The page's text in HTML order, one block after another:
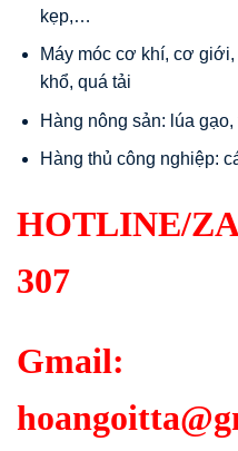
kẹp,…
Máy móc cơ khí, cơ
khổ, quá tải
Hàng nông sản: lúa
Hàng thủ công nghiệp:
HOTLINE/
307
Gmail: